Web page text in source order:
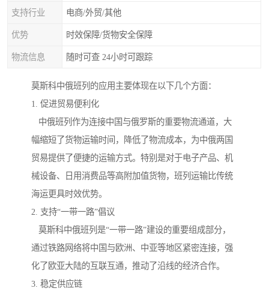
支持行业 电商/外贸/其他
优势 时效保障/货物安全保障
物流信息 随时可查 24小时可跟踪
莫斯科中俄班列的应用主要体现在以下几个方面：
1. 促进贸易便利化
中俄班列作为连接中国与俄罗斯的重要物流通道，大
幅缩短了货物运输时间，降低了物流成本，为中俄两国
贸易提供了便捷的运输方式。特别是对于电子产品、机
械设备、日用消费品等高附加值货物，班列运输比传统
海运更具时效优势。
2. 支持“一带一路”倡议
莫斯科中俄班列是“一带一路”建设的重要组成部分，
通过铁路网络将中国与欧洲、中亚等地区紧密连接，强
化了欧亚大陆的互联互通，推动了沿线的经济合作。
3. 稳定供应链